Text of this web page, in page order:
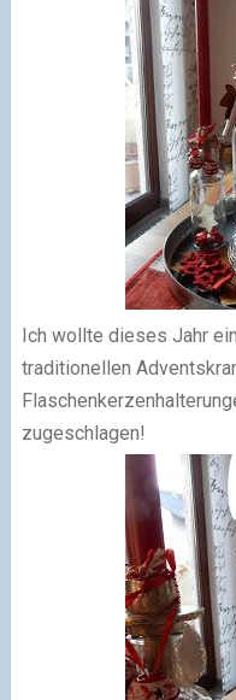
Ich wollte dieses Jahr
traditionellen
zugeschlagen!